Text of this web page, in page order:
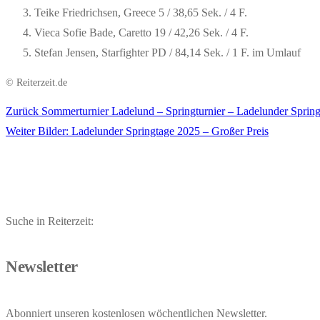
Teike Friedrichsen, Greece 5 / 38,65 Sek. / 4 F.
Vieca Sofie Bade, Caretto 19 / 42,26 Sek. / 4 F.
Stefan Jensen, Starfighter PD / 84,14 Sek. / 1 F. im Umlauf
© Reiterzeit.de
Beitragsnavigation
Zurück Vorheriger
Beitrag:
Sommerturnier Ladelund – Springturnier – Ladelunder
Weiter Nächster
Bilder: Ladelunder Springtage 2025 – Großer Preis
Suche in Reiterzeit:
Newsletter
Abonniert unseren kostenlosen wöchentlichen Newsletter.